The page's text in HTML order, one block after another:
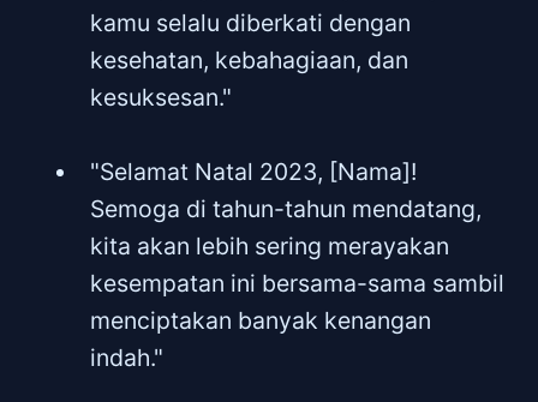
kamu selalu diberkati dengan
kesehatan, kebahagiaan, dan
kesuksesan."
"Selamat Natal 2023, [Nama]!
Semoga di tahun-tahun mendatang,
kita akan lebih sering merayakan
kesempatan ini bersama-sama sambil
menciptakan banyak kenangan
indah."